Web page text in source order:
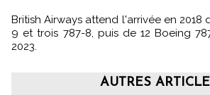
British Airways attend l'arrivée en 2018
9 et trois 787-8, puis de 12 Boeing
2023.
AUTRES